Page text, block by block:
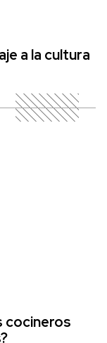
a la cultura
cocineros